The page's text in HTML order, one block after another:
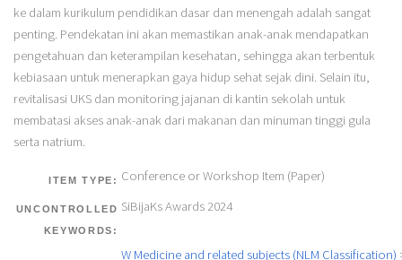
ke dalam kurikulum pendidikan dasar dan menengah adalah sangat
penting. Pendekatan ini akan memastikan anak-anak mendapatkan
pengetahuan dan keterampilan kesehatan, sehingga akan terbentuk
kebiasaan untuk menerapkan gaya hidup sehat sejak dini. Selain itu,
revitalisasi UKS dan monitoring jajanan di kantin sekolah untuk
membatasi akses anak-anak dari makanan dan minuman tinggi gula
serta natrium.
ITEM TYPE: Conference or Workshop Item (Paper)
UNCONTROLLED
KEYWORDS:
SiBijaKs Awards 2024
W Medicine and related subjects (NLM Classification)